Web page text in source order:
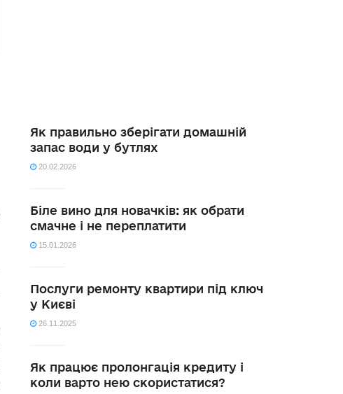
Як правильно зберігати домашній
запас води у бутлях
20.02.2026
Біле вино для новачків: як обрати
смачне і не переплатити
15.01.2026
Послуги ремонту квартири під ключ
у Києві
26.11.2025
Як працює пролонгація кредиту і
коли варто нею скористатися?